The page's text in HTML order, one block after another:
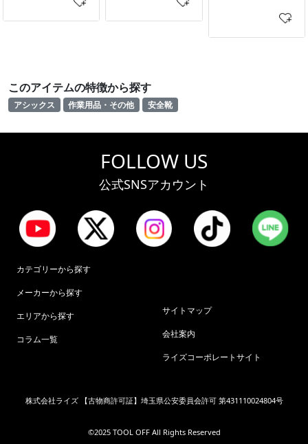
このアイテムの特徴から探す
アシックス 作業用品・その他 安全靴
FOLLOW US
公式SNSアカウント
カテゴリーから探す
メーカーから探す
エリアから探す
コラム一覧
サイトマップ
会社案内
ライズコーポレートサイト
株式会社ライズ 【古物商許可証】埼玉県公安委員会許可 第431110024804号
©︎2025 TOOL OFF All Rights Reserved